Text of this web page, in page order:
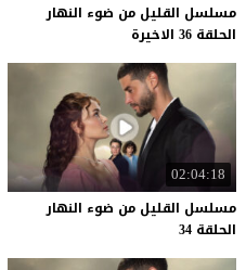
مسلسل القليل من ضوء النهار
الحلقة 36 الاخيرة
02:04:18
مسلسل القليل من ضوء النهار
الحلقة 34